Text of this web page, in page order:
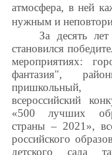
атмосфера, в ней
нужным и
За десять
становился
мероприятиях:
фантазия",
пришкольный,
всероссийский
«500 лучших
страны – 2021»,
российского
детского сада